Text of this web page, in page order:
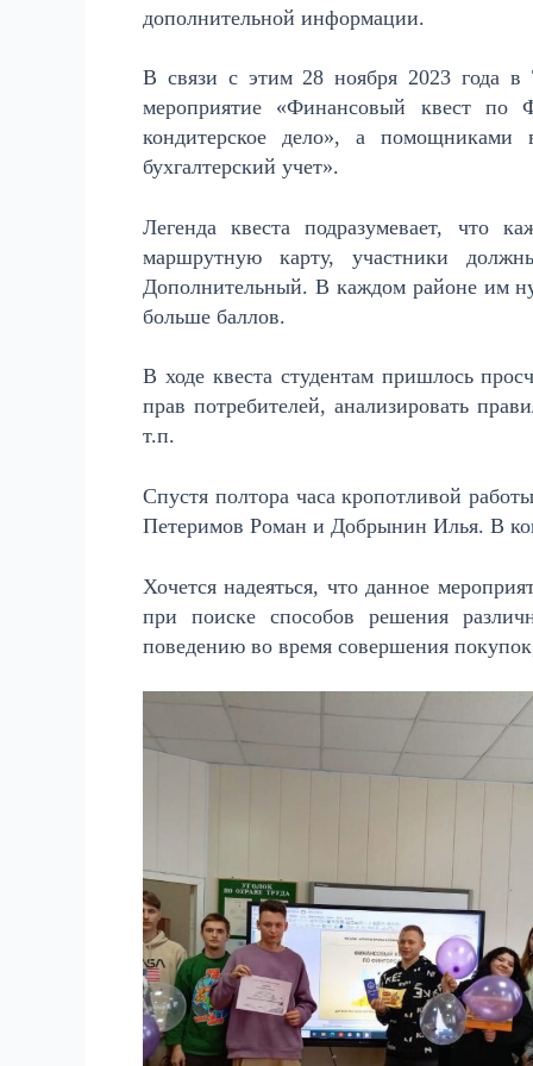
дополнительной информации.
В связи с этим 28 ноября 2023 года в
мероприятие «Финансовый квест по
кондитерское дело», а
бухгалтерский учет».
Легенда квеста подразумевает, что
маршрутную карту, участники
Дополнительный. В каждом районе им
больше баллов.
В ходе квеста студентам пришлось
прав потребителей, анализировать
т.п.
Спустя полтора часа кропотливой
Петеримов Роман и Добрынин Илья. В
Хочется надеяться, что данное
при поиске способов решения
поведению во время совершения